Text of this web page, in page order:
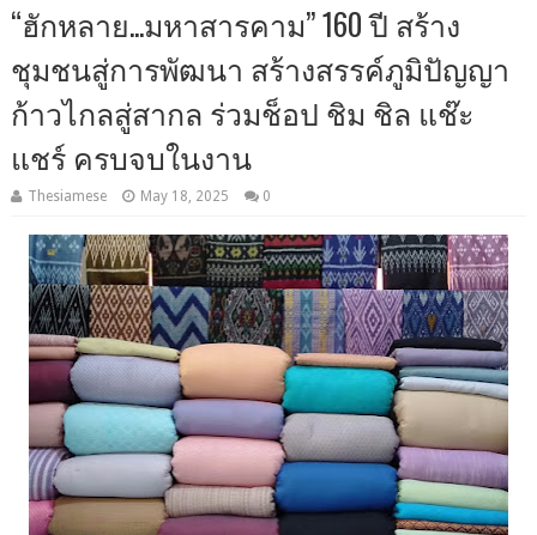
“ฮักหลาย...มหาสารคาม” 160 ปี สร้าง
ชุมชนสู่การพัฒนา สร้างสรรค์ภูมิปัญญา
ก้าวไกลสู่สากล ร่วมช็อป ชิม ชิล แช๊ะ
แชร์ ครบจบในงาน
Thesiamese May 18, 2025 0